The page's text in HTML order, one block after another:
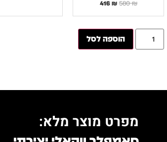
₪
580
₪
416
הוספה לסל
מפרט מוצר מלא: